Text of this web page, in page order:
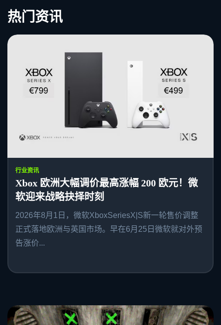
热门资讯
行业资讯
Xbox 欧洲大幅调价最高涨幅 200 欧元！微
软迎来战略抉择时刻
2026年8月1日，微软XboxSeriesX|S新一轮售价调整
正式落地欧洲与英国市场。早在6月25日微软就对外预
告涨价...